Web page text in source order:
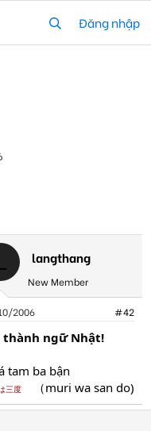
Đăng nhập
langthang
New Member
2006 #42
thành ngữ Nhật!
tam ba bận
三度 （muri wa san do)